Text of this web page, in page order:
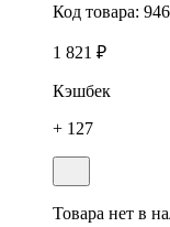
Код товара:
1 821 ₽
Кэшбек
+ 127
Товара нет в